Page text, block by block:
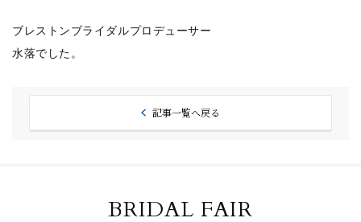
ブレストンブライダルプロデューサー
水落でした。
記事一覧へ戻る
BRIDAL FAIR